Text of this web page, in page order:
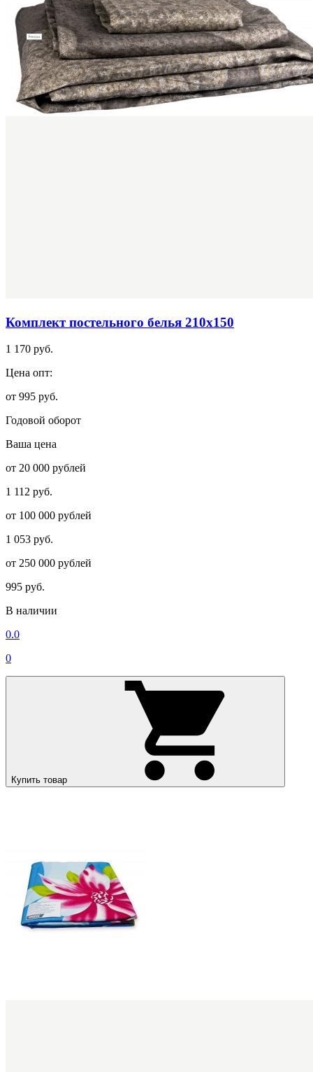
Комплект постельного белья 210х150
1 170 руб.
Цена опт:
от 995 руб.
Годовой оборот
Ваша цена
от 20 000 рублей
1 112 руб.
от 100 000 рублей
1 053 руб.
от 250 000 рублей
995 руб.
В наличии
0.0
0
Купить товар